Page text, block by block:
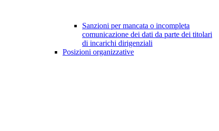
Sanzioni per mancata o incompleta
comunicazione dei dati da parte dei titolari
di incarichi dirigenziali
Posizioni organizzative